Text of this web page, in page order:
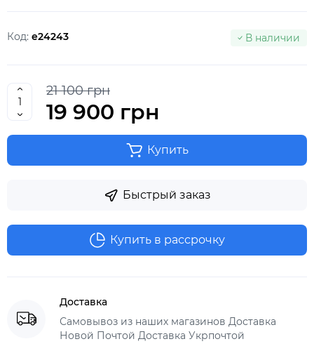
Код: e24243 В наличии
21 100 грн
19 900 грн
Купить
Быстрый заказ
Купить в рассрочку
Доставка
Самовывоз из наших магазинов Доставка
Новой Почтой Доставка Укрпочтой